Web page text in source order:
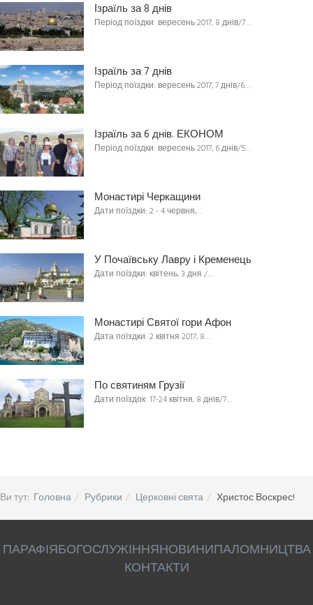
Ізраїль за 8 днів
Період поїздки: вересень 2017, 8 днів/7…
Ізраїль за 7 днів
Період поїздки: вересень 2017, 7 днів/6…
Ізраїль за 6 днів. ЕКОНОМ
Період поїздки: вересень 2017, 6 днів/5…
Монастирі Черкащини
Дати поїздки: 2 - 4 червня,…
У Почаївську Лавру і Кременець
Дати поїздки: квітень, 3 дня /…
Монастирі Святої гори Афон
Дата поїздки: 2 квітня 2017, 8…
По святиням Грузії
Дати поїздок: 17-24 квітня, 8 днів/7…
Ви тут: Головна Рубрики Церковні свята Христос Воскрес!
ПАРАФІЯБОГОСЛУЖІННЯНОВИНИПАЛОМНИЦТВА
КОНТАКТИ